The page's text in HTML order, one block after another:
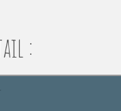
: